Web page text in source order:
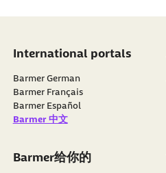
International portals
Barmer German
Barmer Français
Barmer Español
Barmer 中文
Barmer给你的